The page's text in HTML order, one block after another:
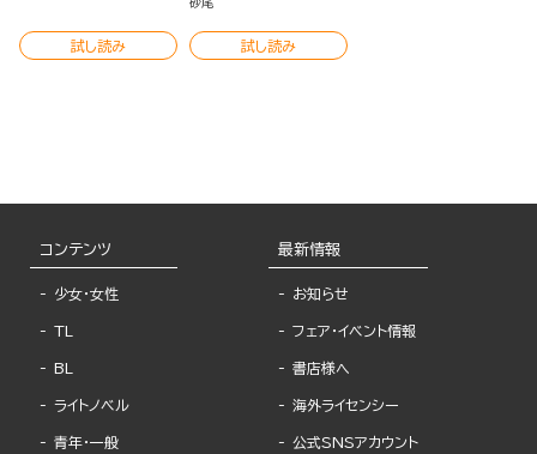
試し読み
砂尾
試し読み
コンテンツ
少女・女性
TL
BL
ライトノベル
青年・一般
最新情報
お知らせ
フェア・イベント情報
書店様へ
海外ライセンシー
公式SNSアカウント